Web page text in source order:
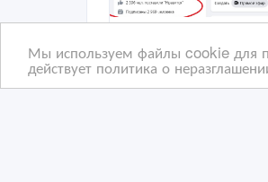
Мы используем файлы cookie для
действует политика о